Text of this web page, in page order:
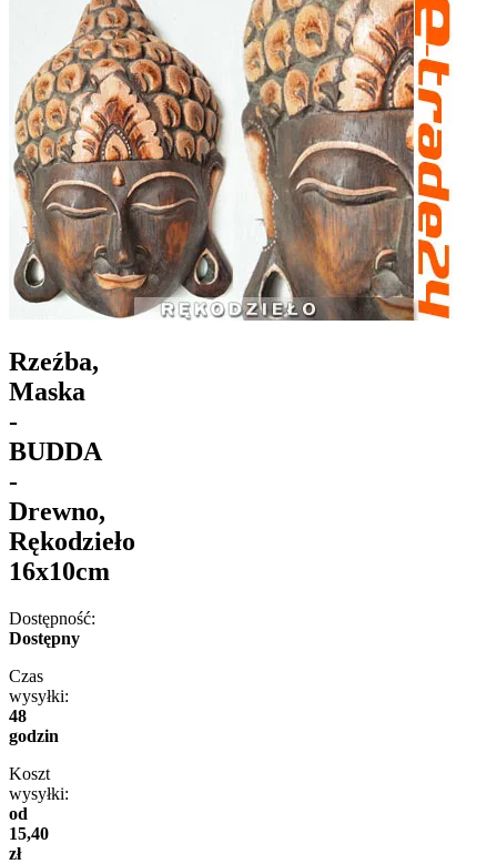
Rzeźba,
Maska
-
BUDDA
-
Drewno,
Rękodzieło
16x10cm
Dostępność:
Dostępny
Czas
wysyłki:
48
godzin
Koszt
wysyłki:
od
15,40
zł